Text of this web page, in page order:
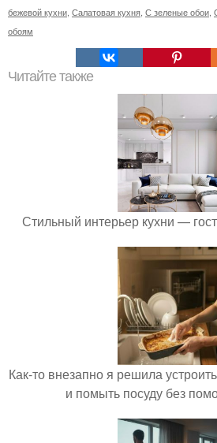
бежевой кухни Салатовая кухня С зеленые обои
обоям
Читайте также
Стильный интерьер кухни —
Как-то внезапно я решила
и помыть посуду без